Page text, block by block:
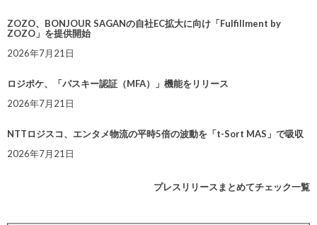
ZOZO、BONJOUR SAGANの自社EC拡大に向け「Fulfillment by
ZOZO」を提供開始
2026年7月21日
ロジポケ、「パスキー認証（MFA）」機能をリリース
2026年7月21日
NTTロジスコ、エンタメ物流の平時5倍の波動を「t-Sort MAS」で吸収
2026年7月21日
プレスリリースまとめてチェック一覧